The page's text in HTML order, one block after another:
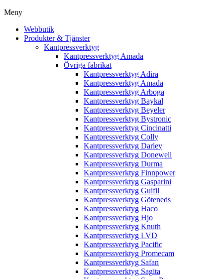
Meny
Webbutik
Produkter & Tjänster
Kantpressverktyg
Kantpressverktyg Amada
Övriga fabrikat
Kantpressverktyg Adira
Kantpressverktyg Amada
Kantpressverktyg Arboga
Kantpressverktyg Baykal
Kantpressverktyg Beyeler
Kantpressverktyg Bystronic
Kantpressverktyg Cincinatti
Kantpressverktyg Colly
Kantpressverktyg Darley
Kantpressverktyg Donewell
Kantpressverktyg Durma
Kantpressverktyg Finnpower
Kantpressverktyg Gasparini
Kantpressverktyg Guifil
Kantpressverktyg Göteneds
Kantpressverktyg Haco
Kantpressverktyg Hjo
Kantpressverktyg Knuth
Kantpressverktyg LVD
Kantpressverktyg Pacific
Kantpressverktyg Promecam
Kantpressverktyg Safan
Kantpressverktyg Sagita